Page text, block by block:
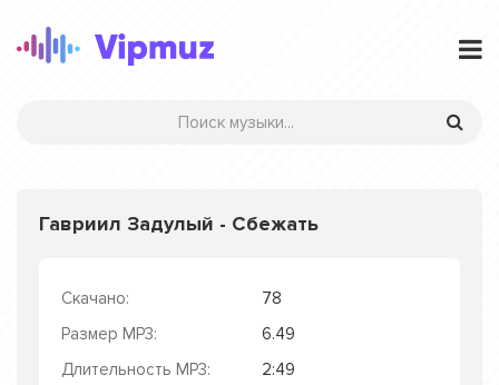
Гавриил Задулый - Сбежать
Скачано:
78
Размер MP3:
6.49
Длительность MP3:
2:49